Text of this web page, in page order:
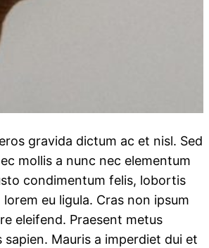
gravida dictum ac et nisl. Sed
mollis a nunc nec elementum
condimentum felis, lobortis
eu ligula. Cras non ipsum
eleifend. Praesent metus
Mauris a imperdiet dui et